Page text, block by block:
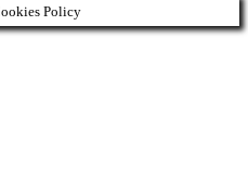
Policy